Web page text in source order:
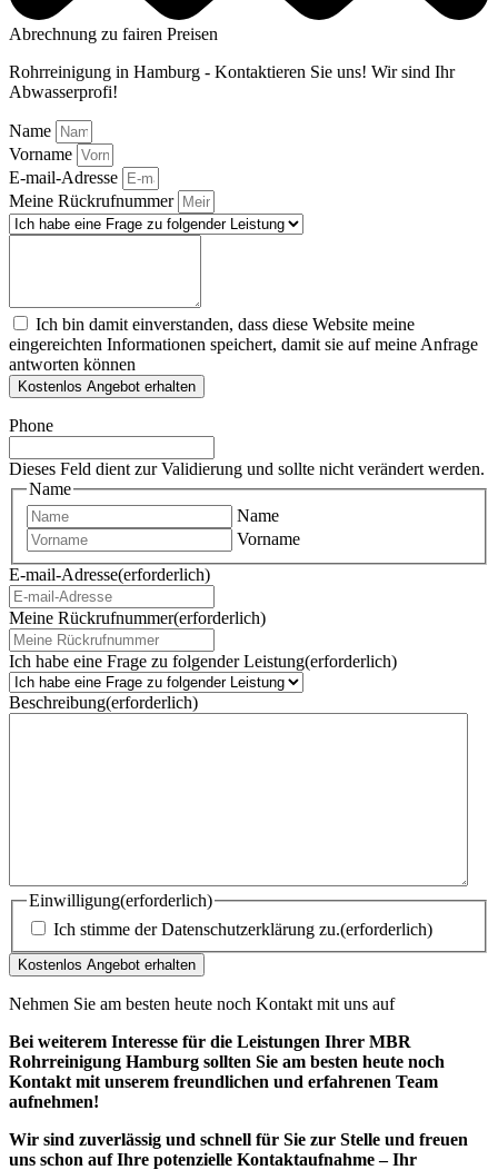
Abrechnung zu fairen Preisen
Rohrreinigung in Hamburg - Kontaktieren Sie uns! Wir sind Ihr
Abwasserprofi!
Name
Vorname
E-mail-Adresse
Meine Rückrufnummer
Ich bin damit einverstanden, dass diese Website meine
eingereichten Informationen speichert, damit sie auf meine Anfrage
antworten können
Kostenlos Angebot erhalten
Phone
Dieses Feld dient zur Validierung und sollte nicht verändert werden.
Name
Name
Vorname
E-mail-Adresse(erforderlich)
Meine Rückrufnummer(erforderlich)
Ich habe eine Frage zu folgender Leistung(erforderlich)
Beschreibung(erforderlich)
Einwilligung(erforderlich)
Ich stimme der Datenschutzerklärung zu.(erforderlich)
Nehmen Sie am besten heute noch Kontakt mit uns auf
Bei weiterem Interesse für die Leistungen Ihrer MBR
Rohrreinigung Hamburg sollten Sie am besten heute noch
Kontakt mit unserem freundlichen und erfahrenen Team
aufnehmen!
Wir sind zuverlässig und schnell für Sie zur Stelle und freuen
uns schon auf Ihre potenzielle Kontaktaufnahme – Ihr